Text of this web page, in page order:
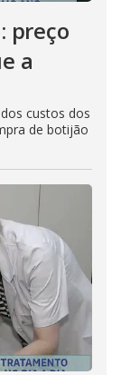
preço
a
custos dos
de botijão